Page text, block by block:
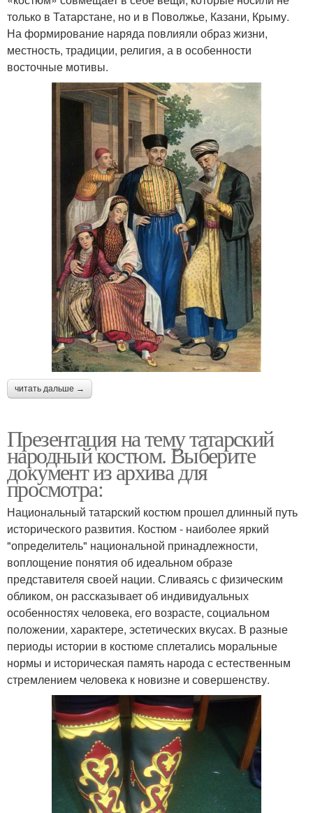
только в Татарстане, но и в Поволжье, Казани, Крыму.
На формирование наряда повлияли образ жизни,
местность, традиции, религия, а в особенности
восточные мотивы.
читать дальше →
Презентация на тему татарский
народный костюм. Выберите
документ из архива для
просмотра:
Национальный татарский костюм прошел длинный путь
исторического развития. Костюм - наиболее яркий
"определитель" национальной принадлежности,
воплощение понятия об идеальном образе
представителя своей нации. Сливаясь с физическим
обликом, он рассказывает об индивидуальных
особенностях человека, его возрасте, социальном
положении, характере, эстетических вкусах. В разные
периоды истории в костюме сплетались моральные
нормы и историческая память народа с естественным
стремлением человека к новизне и совершенству.